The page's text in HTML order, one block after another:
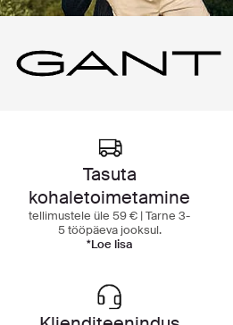
Tasuta
kohaletoimetamine
tellimustele üle 59 € | Tarne 3-
5 tööpäeva jooksul.
*Loe lisa